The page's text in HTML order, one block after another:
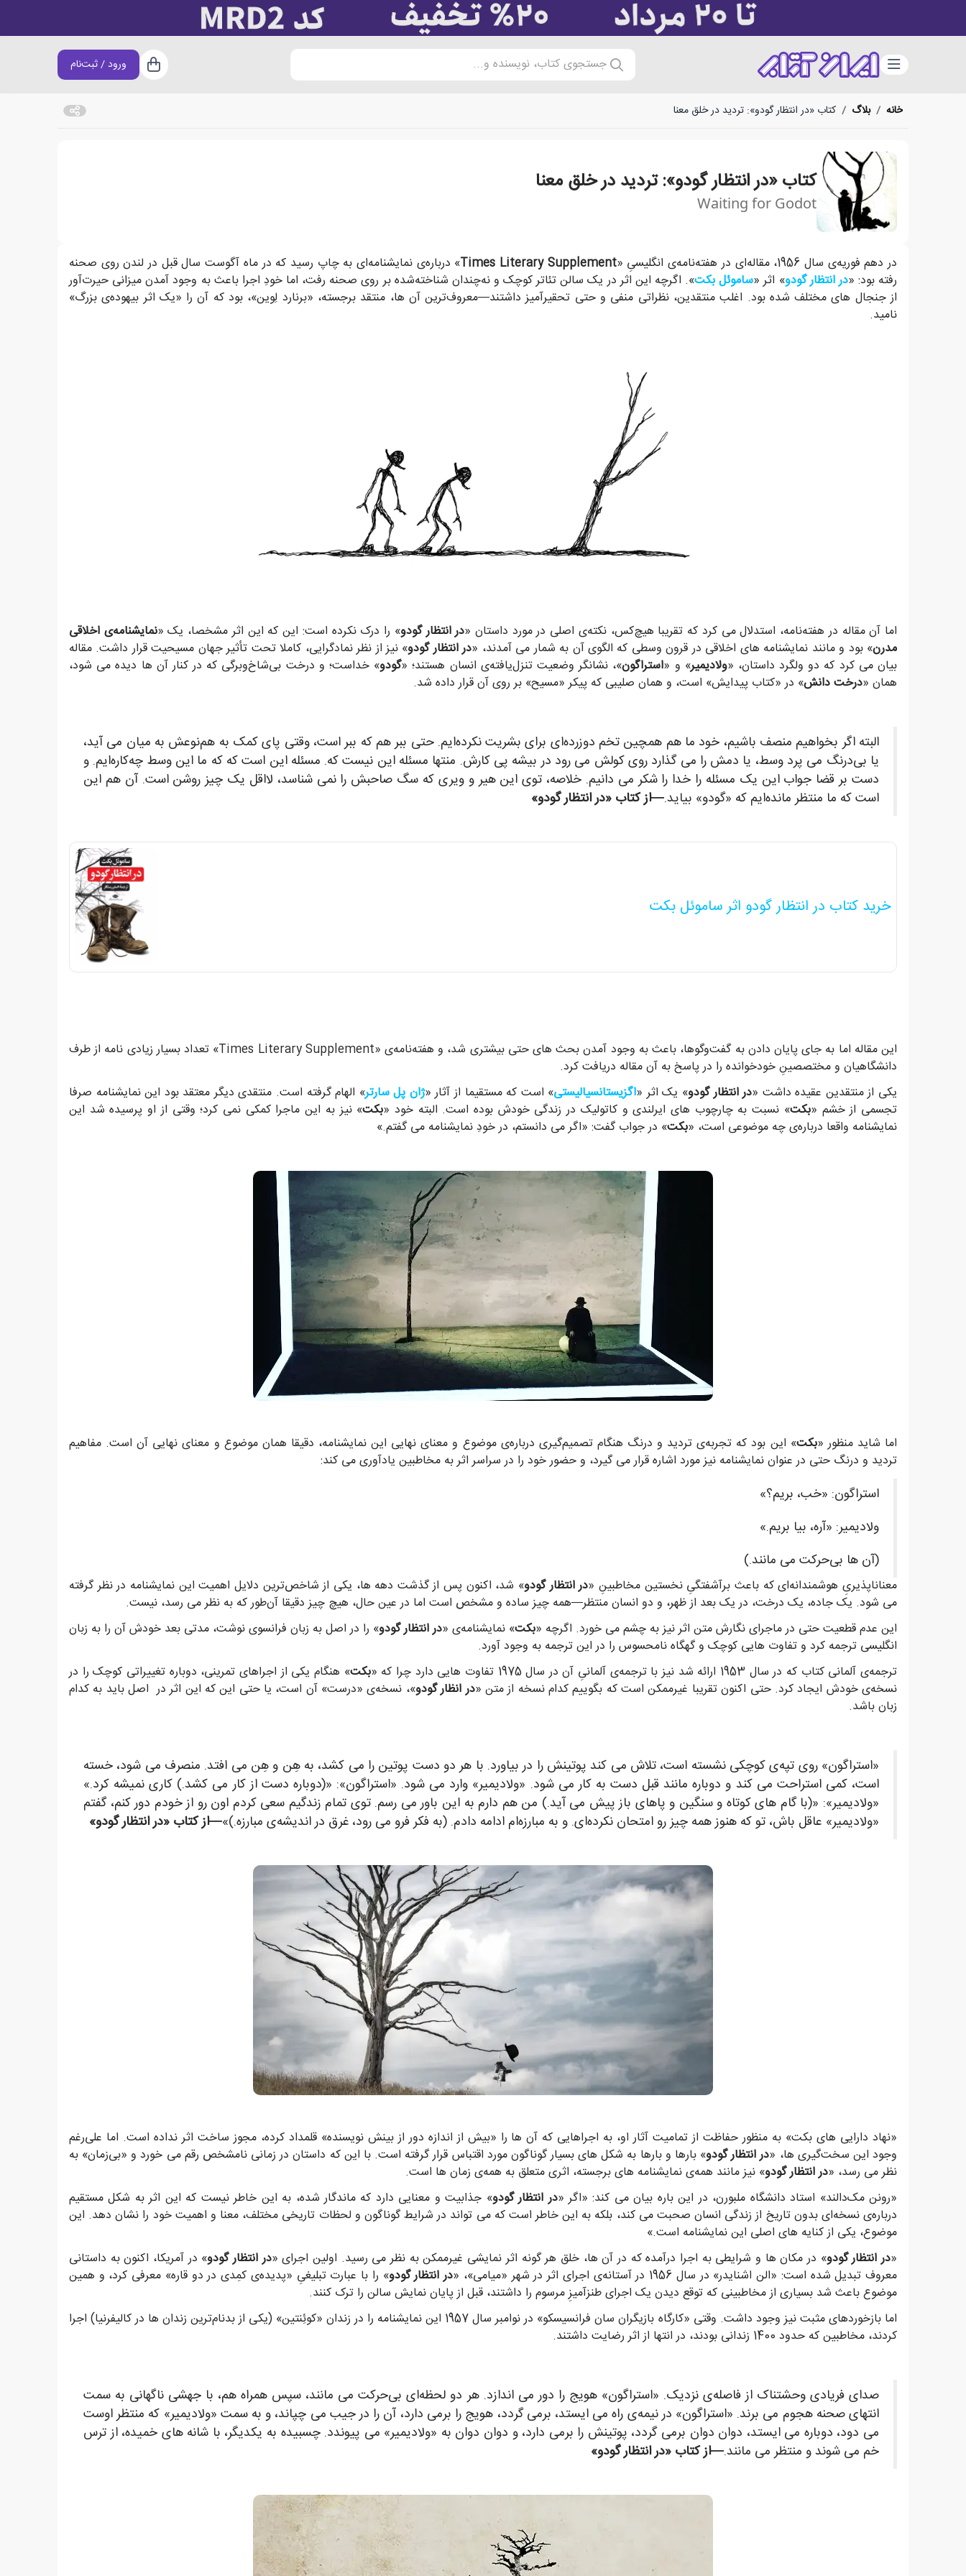
دسته‌بندی جستجوی کتاب، نویسنده و... سبد خرید
ورود / ثبت‌نام
خانه / بلاگ / کتاب «در انتظار گودو»: تردید در خلق معنا
کتاب «در انتظار گودو»: تردید در خلق معنا
Waiting for Godot
یک جاده، یک درخت، در یک بعد از ظهر، و دو انسان منتظر—همه چیز ساده و مشخص است اما در عین حال، هیچ چیز دقیقا آن‌طور که به نظر می رسد، نیست.
در دهم فوریه‌ی سال 1956، مقاله‌ای در هفته‌نامه‌ی انگلیسیِ « Times Literary Supplement» درباره‌ی نمایشنامه‌ای به چاپ رسید که در ماه آگوست سال قبل در لندن روی صحنه
رفته بود: «در انتظار گودو» اثر «ساموئل بکت». اگرچه این اثر در یک سالن تئاتر کوچک و نه‌چندان شناخته‌شده بر روی صحنه رفت، اما خودِ اجرا باعث به وجود آمدن میزانی حیرت‌آور
از جنجال های مختلف شده بود. اغلب منتقدین، نظراتی منفی و حتی تحقیرآمیز داشتند—معروف‌ترین آن ها، منتقد برجسته، «برنارد لِوین»، بود که آن را «یک اثر بیهوده‌ی بزرگ»
نامید.
اما آن مقاله در هفته‌نامه، استدلال می کرد که تقریبا هیچ‌کس، نکته‌ی اصلی در مورد داستان «در انتظار گودو» را درک نکرده است: این که این اثر مشخصا، یک «نمایشنامه‌ی اخلاقی
مدرن» بود و مانند نمایشنامه های اخلاقی در قرون وسطی که الگوی آن به شمار می آمدند، «در انتظار گودو» نیز از نظر نمادگرایی، کاملا تحت تأثیر جهان مسیحیت قرار داشت. مقاله
بیان می کرد که دو ولگرد داستان، «ولادیمیر» و «استراگون»، نشانگر وضعیت تنزل‌یافته‌ی انسان هستند؛ «گودو» خداست؛ و درخت بی‌شاخ‌وبرگی که در کنار آن ها دیده می شود،
همان «درخت دانش» در «کتاب پیدایش» است، و همان صلیبی که پیکر «مسیح» بر روی آن قرار داده شد.
البته اگر بخواهیم منصف باشیم، خود ما هم همچین تخم دوزرده‌ای برای بشریت نکرده‌ایم. حتی ببر هم که ببر است، وقتی پای کمک به هم‌نوعش به میان می آید،
یا بی‌درنگ می پرد وسط، یا دمش را می گذارد روی کولش می رود در بیشه پی کارش. منتها مسئله این نیست که. مسئله این است که که ما این وسط چه‌کاره‌ایم. و
دست بر قضا جواب این یک مسئله را خدا را شکر می دانیم. خلاصه، توی این هیر و ویری که سگ صاحبش را نمی شناسد، لااقل یک چیز روشن است. آن هم این
است که ما منتظر مانده‌ایم که «گودو» بیاید.—از کتاب «در انتظار گودو»
خرید کتاب در انتظار گودو اثر ساموئل بکت
این مقاله اما به جای پایان دادن به گفت‌وگوها، باعث به وجود آمدن بحث های حتی بیشتری شد، و هفته‌نامه‌ی «Times Literary Supplement» تعداد بسیار زیادی نامه از طرف
دانشگاهیان و مختصصینِ خودخوانده را در پاسخ به آن مقاله دریافت کرد.
یکی از منتقدین عقیده داشت «در انتظار گودو» یک اثر «اگزیستانسیالیستی» است که مستقیما از آثار «ژان پل سارتر» الهام گرفته است. منتقدی دیگر معتقد بود این نمایشنامه صرفا
تجسمی از خشم «بکت» نسبت به چارچوب های ایرلندی و کاتولیک در زندگی خودش بوده است. البته خود «بکت» نیز به این ماجرا کمکی نمی کرد؛ وقتی از او پرسیده شد این
نمایشنامه واقعا درباره‌ی چه موضوعی است، «بکت» در جواب گفت: «اگر می دانستم، در خودِ نمایشنامه می گفتم.»
اما شاید منظور «بکت» این بود که تجربه‌ی تردید و درنگ هنگام تصمیم‌گیری درباره‌ی موضوع و معنای نهایی این نمایشنامه، دقیقا همان موضوع و معنای نهایی آن است. مفاهیم
تردید و درنگ حتی در عنوان نمایشنامه نیز مورد اشاره قرار می گیرد، و حضور خود را در سراسر اثر به مخاطبین یادآوری می کند:
استراگون: «خب، بریم؟»
ولادیمیر: «آره، بیا بریم.»
(آن ها بی‌حرکت می مانند.)
معناناپذیریِ هوشمندانه‌ای که باعث برآشفتگیِ نخستین مخاطبینِ «در انتظار گودو» شد، اکنون پس از گذشت دهه ها، یکی از شاخص‌ترین دلایل اهمیت این نمایشنامه در نظر گرفته
می شود. یک جاده، یک درخت، در یک بعد از ظهر، و دو انسان منتظر—همه چیز ساده و مشخص است اما در عین حال، هیچ چیز دقیقا آن‌طور که به نظر می رسد، نیست.
این عدم قطعیت حتی در ماجرای نگارش متن اثر نیز به چشم می خورد. اگرچه «بکت» نمایشنامه‌ی «در انتظار گودو» را در اصل به زبان فرانسوی نوشت، مدتی بعد خودش آن را به زبان
انگلیسی ترجمه کرد و تفاوت هایی کوچک و گهگاه نامحسوس را در این ترجمه به وجود آورد.
ترجمه‌ی آلمانی کتاب که در سال 1953 ارائه شد نیز با ترجمه‌ی آلمانیِ آن در سال 1975 تفاوت هایی دارد چرا که «
بکت» هنگام یکی از اجراهای تمرینی، دوباره تغییراتی کوچک را در
نسخه‌ی خودش ایجاد کرد. حتی اکنون تقریبا غیرممکن است که بگوییم کدام نسخه از متن «در انظار گودو»، نسخه‌ی «درست» آن است، یا حتی این که این اثر در اصل باید به کدام
زبان باشد.
«استراگون» روی تپه‌ی کوچکی نشسته است، تلاش می کند پوتینش را در بیاورد. با هر دو دست پوتین را می کشد، به هِن و هِن می افتد. منصرف می شود، خسته
است، کمی استراحت می کند و دوباره مانند قبل دست به کار می شود. «ولادیمیر» وارد می شود. «استراگون»: «(دوباره دست از کار می کشد.) کاری نمیشه کرد.»
«ولادیمیر»: «(با گام های کوتاه و سنگین و پاهای باز پیش می آید.) من هم دارم به این باور می رسم. توی تمام زندگیم سعی کردم اون رو از خودم دور کنم، گفتم
«ولادیمیر» عاقل باش، تو که هنوز همه چیز رو امتحان نکرده‌ای. و به مبارزه‌ام ادامه دادم. (به فکر فرو می رود، غرق در اندیشه‌ی مبارزه.)»—از کتاب «در انتظار گودو»
«نهاد دارایی های بکت» به منظور حفاظت از تمامیت آثار او، به اجراهایی که آن ها را «بیش از اندازه دور از بینش نویسنده» قلمداد کرده، مجوز ساخت اثر نداده است. اما علی‌رغم
وجود این سخت‌گیری ها، «در انتظار گودو» بارها و بارها به شکل های بسیار گوناگون مورد اقتباس قرار گرفته است. با این که داستان در زمانی نامشخص رقم می خورد و «بی‌زمان» به
نظر می رسد، «در انتظار گودو» نیز مانند همه‌ی نمایشنامه های برجسته، اثری متعلق به همه‌ی زمان ها است.
«رونن مک‌دالند» استاد دانشگاه ملبورن، در این باره بیان می کند: «اگر «در انتظار گودو» جذابیت و معنایی دارد که ماندگار شده، به این خاطر نیست که این اثر به شکل مستقیم
درباره‌ی نسخه‌ای بدون تاریخ از زندگی انسان صحبت می کند، بلکه به این خاطر است که می تواند در شرایط گوناگون و لحظات تاریخی مختلف، معنا و اهمیت خود را نشان دهد. این
موضوع، یکی از کنایه های اصلی این نمایشنامه است.»
«در انتظار گودو» در مکان ها و شرایطی به اجرا درآمده که در آن ها، خلق هر گونه اثر نمایشی غیرممکن به نظر می رسید. اولین اجرای «در انتظار گودو» در آمریکا، اکنون به داستانی
معروف تبدیل شده است: «الن اشنایدر» در سال 1956 در آستانه‌ی اجرای اثر در شهر «میامی»، «
در انتظار گودو» را با عبارت تبلیغیِ «پدیده‌ی کمِدی در دو قاره» معرفی کرد، و همین
موضوع باعث شد بسیاری از مخاطبینی که توقع دیدن یک اجرای طنزآمیزِ مرسوم را داشتند، قبل از پایان نمایش سالن را ترک کنند.
اما بازخوردهای مثبت نیز وجود داشت. وقتی «کارگاه بازیگران سان فرانسیسکو» در نوامبر سال 1957 این نمایشنامه را در زندان «کوئِنتین» (یکی از بدنام‌ترین زندان ها در کالیفرنیا) اجرا
کردند، مخاطبین که حدود 1400 زندانی بودند، در انتها از اثر رضایت داشتند.
صدای فریادی وحشتناک از فاصله‌ی نزدیک. «استراگون» هویج را دور می اندازد. هر دو لحظه‌ای بی‌حرکت می مانند، سپس همراه هم، با جهشی ناگهانی به سمت
انتهای صحنه هجوم می برند. «استراگون» در نیمه‌ی راه می ایستد، برمی گردد، هویج را برمی دارد، آن را در جیب می چپاند، و به سمت «ولادیمیر» که منتظر اوست
می دود، دوباره می ایستد، دوان دوان برمی گردد، پوتینش را برمی دارد، و دوان دوان به «ولادیمیر» می پیوندد. چسبیده به یکدیگر، با شانه های خمیده، از ترس
خم می شوند و منتظر می مانند.—از کتاب «در انتظار گودو»